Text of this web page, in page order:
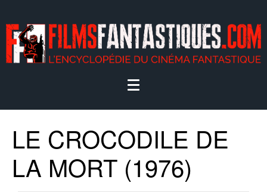
LE CROCODILE DE
LA MORT (1976)